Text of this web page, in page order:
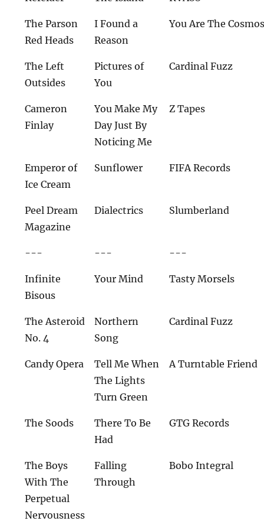
The Parson
Red Heads
I Found a
Reason
You Are The
The Left
Outsides
Pictures of
You
Cardinal Fuzz
Cameron
Finlay
You Make My
Day Just By
Noticing Me
Z Tapes
Emperor of
Ice Cream
Sunflower FIFA Records
Peel Dream
Magazine
Dialectrics Slumberland
--- --- ---
Infinite
Bisous
Your Mind Tasty Morsels
The Asteroid
No. 4
Northern
Song
Cardinal Fuzz
Candy Opera
Tell Me When
The Lights
Turn Green
A Turntable Friend
The Soods
There To Be
Had
GTG Records
The Boys
With The
Perpetual
Nervousness
Falling
Through
Bobo Integral